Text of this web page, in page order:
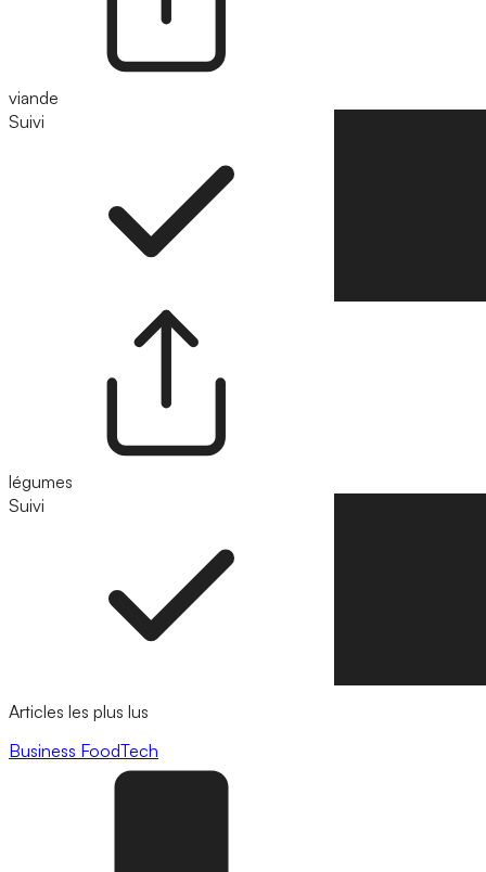
viande
Suivi
légumes
Suivi
Articles les plus lus
Business FoodTech